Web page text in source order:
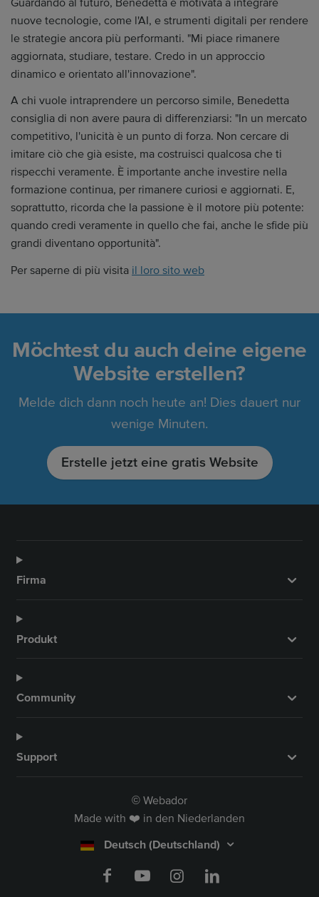
nuove tecnologie, come l'AI, e strumenti digitali per rendere
le strategie ancora più performanti. "Mi piace rimanere
aggiornata, studiare, testare. Credo in un approccio
dinamico e orientato all'innovazione".
A chi vuole intraprendere un percorso simile, Benedetta
consiglia di non avere paura di differenziarsi: "In un mercato
competitivo, l'unicità è un punto di forza. Non cercare di
imitare ciò che già esiste, ma costruisci qualcosa che ti
rispecchi veramente. È importante anche investire nella
formazione continua, per rimanere curiosi e aggiornati. E,
soprattutto, ricorda che la passione è il motore più potente:
quando credi veramente in quello che fai, anche le sfide più
grandi diventano opportunità".
Per saperne di più visita il loro sito web
Möchtest du auch deine eigene
Website erstellen?
Melde dich dann noch heute an! Dies dauert nur
wenige Minuten.
Erstelle jetzt eine gratis Website
Firma
Produkt
Community
Support
© Webador
Made with ❤️ in den Niederlanden
Deutsch (Deutschland)